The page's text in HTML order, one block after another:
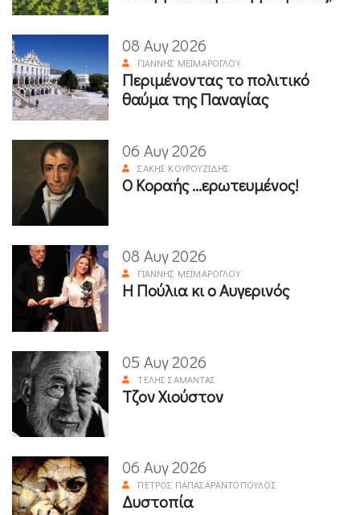
08 Αυγ 2026
ΓΙΆΝΝΗΣ ΜΕΪΜΆΡΟΓΛΟΥ
Περιμένοντας το πολιτικό
θαύμα της Παναγίας
06 Αυγ 2026
ΣΆΚΗΣ ΚΟΥΡΟΥΖΊΔΗΣ
Ο Κοραής ...ερωτευμένος!
08 Αυγ 2026
ΓΙΆΝΝΗΣ ΜΕΪΜΆΡΟΓΛΟΥ
Η Πούλια κι ο Αυγερινός
05 Αυγ 2026
ΤΈΛΗΣ ΣΑΜΑΝΤΆΣ
Τζον Χιούστον
06 Αυγ 2026
ΠΈΤΡΟΣ ΠΑΠΑΣΑΡΑΝΤΌΠΟΥΛΟΣ
Δυστοπία